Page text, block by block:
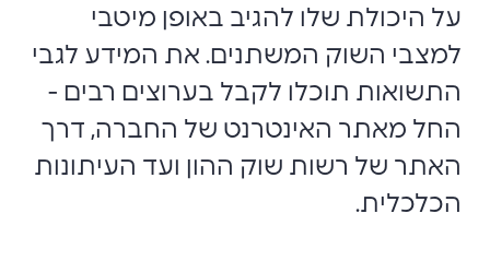
על היכולת שלו להגיב באופן מיטבי
למצבי השוק המשתנים. את המידע לגבי
התשואות תוכלו לקבל בערוצים רבים -
החל מאתר האינטרנט של החברה, דרך
האתר של רשות שוק ההון ועד העיתונות
הכלכלית.